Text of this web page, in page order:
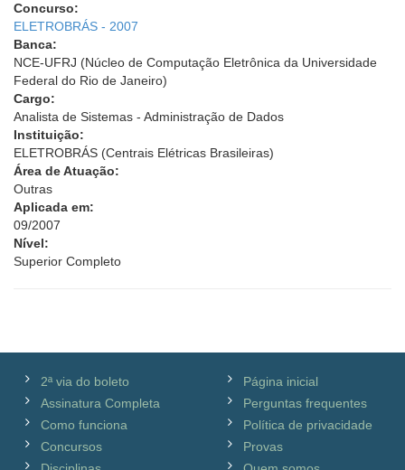
Concurso:
ELETROBRÁS - 2007
Banca:
NCE-UFRJ (Núcleo de Computação Eletrônica da Universidade
Federal do Rio de Janeiro)
Cargo:
Analista de Sistemas - Administração de Dados
Instituição:
ELETROBRÁS (Centrais Elétricas Brasileiras)
Área de Atuação:
Outras
Aplicada em:
09/2007
Nível:
Superior Completo
2ª via do boleto
Assinatura Completa
Como funciona
Concursos
Página inicial
Perguntas frequentes
Política de privacidade
Provas